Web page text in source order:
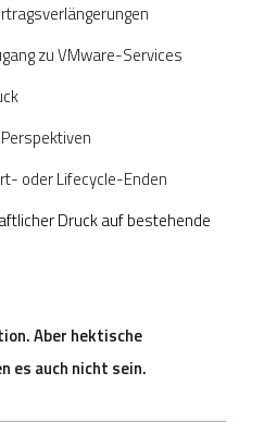
zu VMware-Services
oder Lifecycle-Enden
Druck auf bestehende
Aber hektische
es auch nicht sein.